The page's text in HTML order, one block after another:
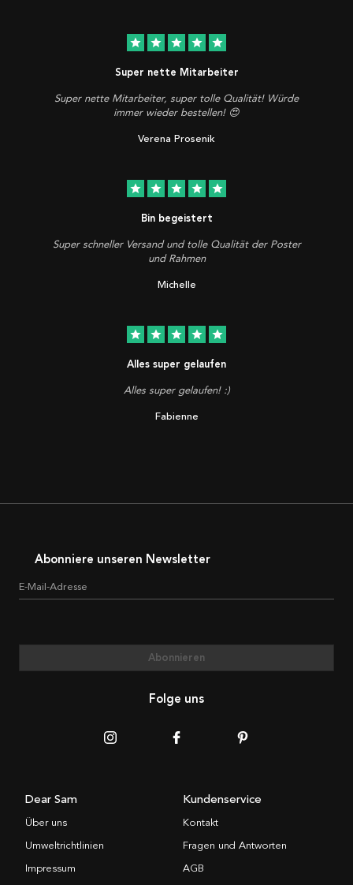
star star star star star
Super nette Mitarbeiter
Super nette Mitarbeiter, super tolle Qualität! Würde
immer wieder bestellen! 😍
Verena Prosenik
star star star star star
Bin begeistert
Super schneller Versand und tolle Qualität der Poster
und Rahmen
Michelle
star star star star star
Alles super gelaufen
Alles super gelaufen! :)
Fabienne
Abonniere unseren Newsletter
E-Mail-Adresse
Abonnieren
Folge uns
Dear Sam
Über uns
Umweltrichtlinien
Impressum
Kundenservice
Kontakt
Fragen und Antworten
AGB